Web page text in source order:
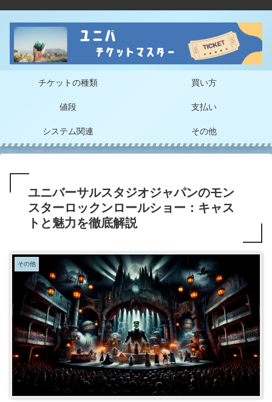
チケットの種類 買い方
値段 支払い
システム関連 その他
ユニバーサルスタジオジャパンのモン
スターロックンロールショー：キャス
トと魅力を徹底解説
その他